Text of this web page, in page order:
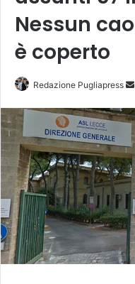
Nessun
è coperto
Redazione Pugliapress
i